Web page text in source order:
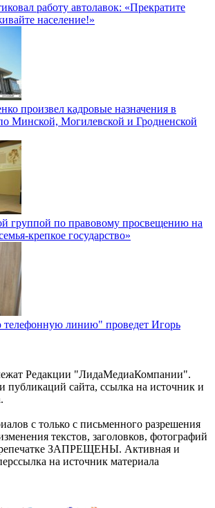
работу автолавок: «Прекратите
население!»
произвел кадровые назначения в
Минской, Могилевской и Гродненской
группой по правовому просвещению на
крепкое государство»
телефонную линию" проведет Игорь
Редакции "ЛидаМедиаКомпании".
публикаций сайта, ссылка на источник и
c только с письменного разрешения
текстов, заголовков, фотографий
ЗАПРЕЩЕНЫ. Активная и
на источник материала